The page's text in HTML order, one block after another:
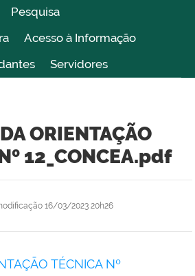
Pesquisa
Acesso à Informação
Servidores
ORIENTAÇÃO
12_CONCEA.pdf
16/03/2023 20h26
TÉCNICA Nº